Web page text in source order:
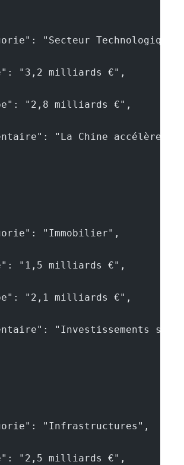
"Secteur
"3,2 milliards €",
"2,8 milliards €",
"La Chine accélère
"Immobilier",
"1,5 milliards €",
"2,1 milliards €",
"Investissements
"Infrastructures",
"2,5 milliards €",